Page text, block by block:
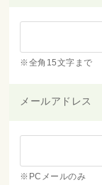
※全角15文字まで
メールアドレス
※PCメールのみ